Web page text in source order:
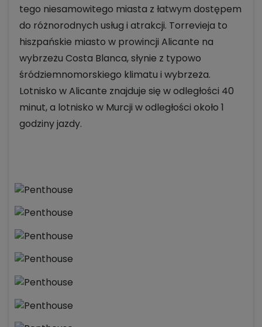
tego niesamowitego miasta z łatwym dostępem
do różnorodnych usług i atrakcji. Torrevieja to
hiszpańskie miasto w prowincji Alicante na
wybrzeżu Costa Blanca, słynie z typowo
śródziemnomorskiego klimatu i wybrzeża.
Lotnisko w Alicante znajduje się w odległości 40
minut, a lotnisko w Murcji w odległości około 1
godziny jazdy.